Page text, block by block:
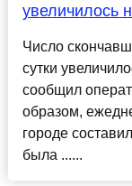
увеличилось
Число
сутки
сообщил
образом,
городе
была ......